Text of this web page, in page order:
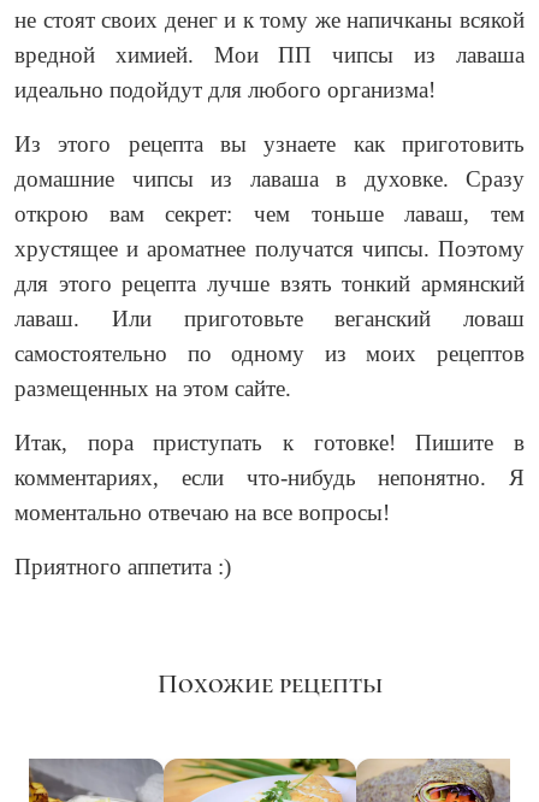
не стоят своих денег и к тому же напичканы всякой
вредной химией. Мои ПП чипсы из лаваша
идеально подойдут для любого организма!
Из этого рецепта вы узнаете как приготовить
домашние чипсы из лаваша в духовке. Сразу
открою вам секрет: чем тоньше лаваш, тем
хрустящее и ароматнее получатся чипсы. Поэтому
для этого рецепта лучше взять тонкий армянский
лаваш. Или приготовьте веганский ловаш
самостоятельно по одному из моих рецептов
размещенных на этом сайте.
Итак, пора приступать к готовке! Пишите в
комментариях, если что-нибудь непонятно. Я
моментально отвечаю на все вопросы!
Приятного аппетита :)
Похожие рецепты